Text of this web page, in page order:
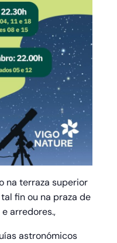
na terraza superior
fin ou na praza de
arredores.,
astronómicos